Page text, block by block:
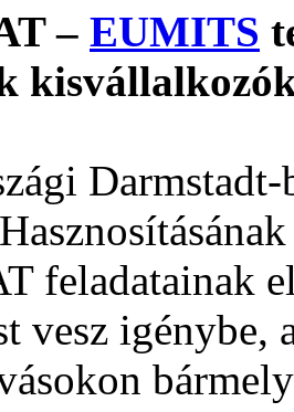
– EUMITS
feladatainak
vesz igénybe,